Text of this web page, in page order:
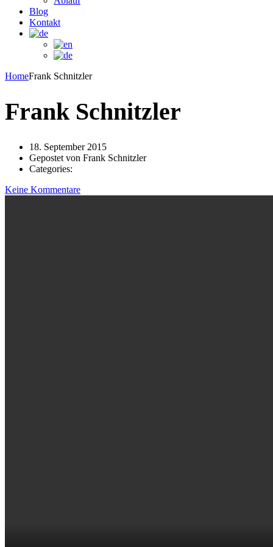
Blog
Kontakt
HomeFrank Schnitzler
Frank Schnitzler
18. September 2015
Gepostet von Frank Schnitzler
Categories:
Keine Kommentare